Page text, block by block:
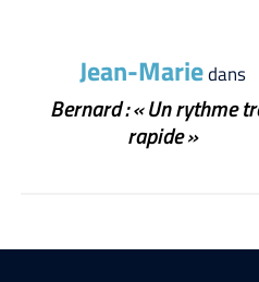
Jean-Mariedans
Bernard : « Un rythme
rapide »